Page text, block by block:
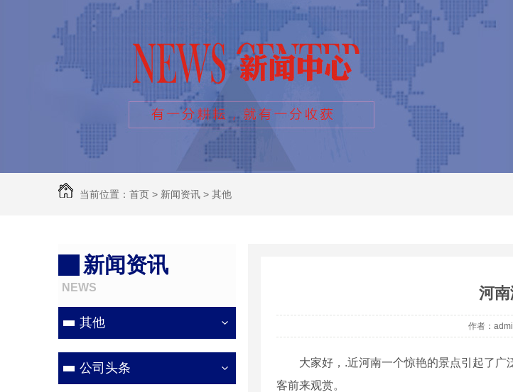
当前位置： 首页 > 新闻资讯 > 其他
新闻资讯
NEWS
其他
公司头条
河
作者：
大家好，.近河南一个惊艳的景点引起了
客前来观赏。